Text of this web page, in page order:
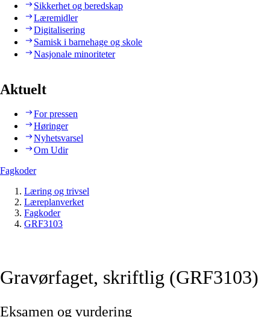
Sikkerhet og beredskap
Læremidler
Digitalisering
Samisk i barnehage og skole
Nasjonale minoriteter
Aktuelt
For pressen
Høringer
Nyhetsvarsel
Om Udir
Fagkoder
Læring og trivsel
Læreplanverket
Fagkoder
GRF3103
Gravørfaget, skriftlig (GRF3103)
Eksamen og vurdering